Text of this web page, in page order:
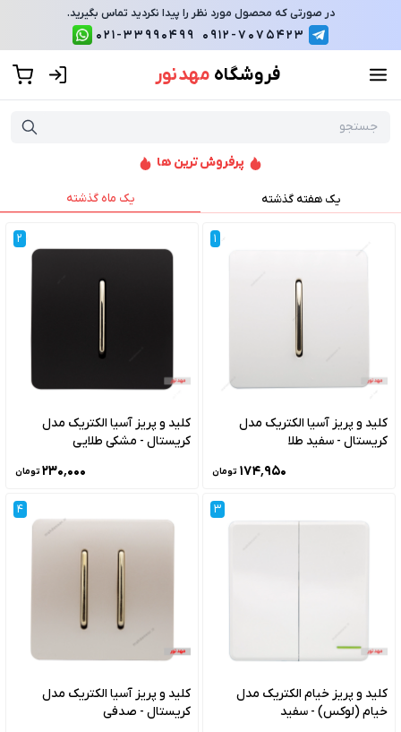
در صورتی که محصول مورد نظر را پیدا نکردید تماس بگیرید.
0912-7075423
021-33990499
فروشگاه مهد نور
پرفروش ترین ها
یک هفته گذشته یک ماه گذشته
1
کلید و پریز آسیا الکتریک مدل
کریستال - سفید طلا
۱۷۴٬۹۵۰ تومان
2
کلید و پریز آسیا الکتریک مدل
کریستال - مشکی طلایی
۲۳۰٬۰۰۰ تومان
3
کلید و پریز خیام الکتریک مدل
خیام (لوکس) - سفید
4
کلید و پریز آسیا الکتریک مدل
کریستال - صدفی